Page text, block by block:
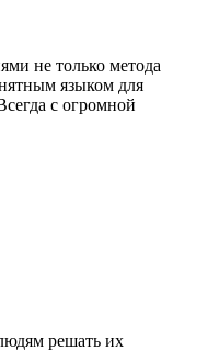
не только метода
языком для
с огромной
решать их